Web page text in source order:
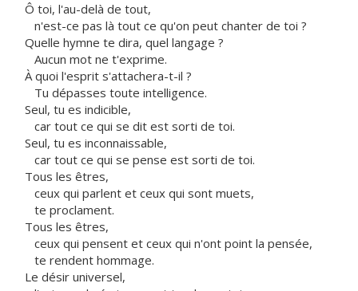
Ô toi, l'au-delà de tout,
n'est-ce pas là tout ce qu'on peut chanter de toi ?
Quelle hymne te dira, quel langage ?
Aucun mot ne t'exprime.
À quoi l'esprit s'attachera-t-il ?
Tu dépasses toute intelligence.
Seul, tu es indicible,
car tout ce qui se dit est sorti de toi.
Seul, tu es inconnaissable,
car tout ce qui se pense est sorti de toi.
Tous les êtres,
ceux qui parlent et ceux qui sont muets,
te proclament.
Tous les êtres,
ceux qui pensent et ceux qui n'ont point la pensée,
te rendent hommage.
Le désir universel,